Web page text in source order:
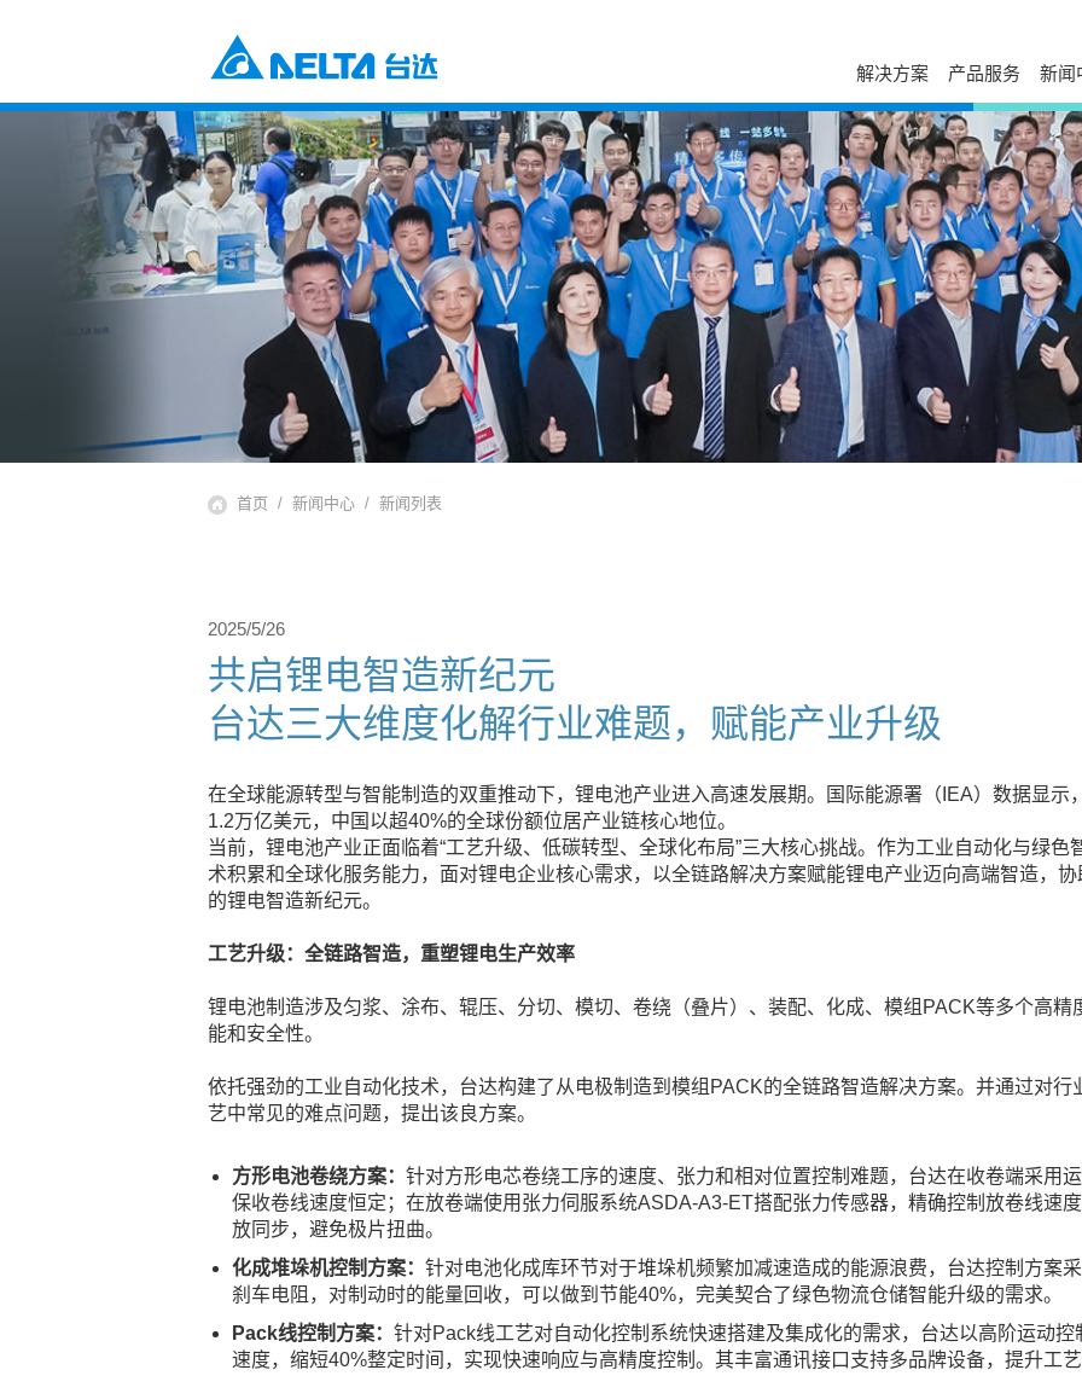
解决方案
工业自动化与智能制造解决方案
楼宇自动化解决方案
数据中心解决方案
通信网络电源解决方案
智慧能源解决方案
视讯与监控解决方案
电动车充电解决方案
产品服务
电源及元器件
元器件
电源及系统
风扇与散热管理
交通
电动车动力系统
自动化
工业自动化
楼宇自动化
基础设施
能源基础设施
新闻
新闻列表
活动讯息
视频专区
出版刊物
新闻联络
服务与支持
售后服务
电源年保服务
工业自动化服务
打假公告
常见问题
产品网络安全漏洞管理政策
培训中心
云课堂
课堂培训
自助服务
下载中心
故障码查询
在线报修
在线选型
防伪查询
停产替代查询
授权渠道商查询
申请成为台达合作
联系我们
分支机构
在线留言
台达简介
发展历程与企业文化
经营团队
事业范畴
全球营运
研发与创新
国家认可实验室
大事纪
可持续发展
相关连结
供货商自荐
走进台达
校园招聘
加入我们
荣誉奖项
首页 新闻中心 新闻列表
2025/5/26
共启锂电智造新纪元
台达三大维度化解行业难题，赋能产业升级
在全球能源转型与智能制造的双重推动下，锂电池产业进入高速发展期。国际能源署（IEA）数据显示
1.2万亿美元，中国以超40%的全球份额位居产业链核心地位。
当前，锂电池产业正面临着“工艺升级、低碳转型、全球化布局”三大核心挑战。作为工业自动化与绿
术积累和全球化服务能力，面对锂电企业核心需求，以全链路解决方案赋能锂电产业迈向高端智造，协
的锂电智造新纪元。
工艺升级：全链路智造，重塑锂电生产效率
锂电池制造涉及匀浆、涂布、辊压、分切、模切、卷绕（叠片）、装配、化成、模组PACK等多个高
能和安全性。
依托强劲的工业自动化技术，台达构建了从电极制造到模组PACK的全链路智造解决方案。并通过对
艺中常见的难点问题，提出该良方案。
方形电池卷绕方案： 针对方形电芯卷绕工序的速度、张力和相对位置控制难题，台达在收卷端采用
保收卷线速度恒定；在放卷端使用张力伺服系统ASDA-A3-ET搭配张力传感器，精确控制放卷线速
放同步，避免极片扭曲。
化成堆垛机控制方案： 针对电池化成库环节对于堆垛机频繁加减速造成的能源浪费，台达控制方案
刹车电阻，对制动时的能量回收，可以做到节能40%，完美契合了绿色物流仓储智能升级的需求。
Pack线控制方案： 针对Pack线工艺对自动化控制系统快速搭建及集成化的需求，台达以高阶运动
速度，缩短40%整定时间，实现快速响应与高精度控制。其丰富通讯接口支持多品牌设备，提升工